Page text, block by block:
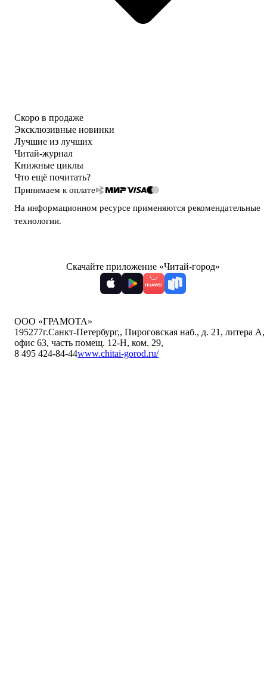
Скоро в продаже
Эксклюзивные новинки
Лучшие из лучших
Читай-журнал
Книжные циклы
Что ещё почитать?
Принимаем к оплате
На информационном ресурсе применяются рекомендательные
технологии.
Скачайте приложение «Читай-город»
ООО «ГРАМОТА»
195277г.Санкт-Петербург,, Пироговская наб., д. 21, литера А,
офис 63, часть помещ. 12-Н, ком. 29,
8 495 424-84-44www.chitai-gorod.ru/